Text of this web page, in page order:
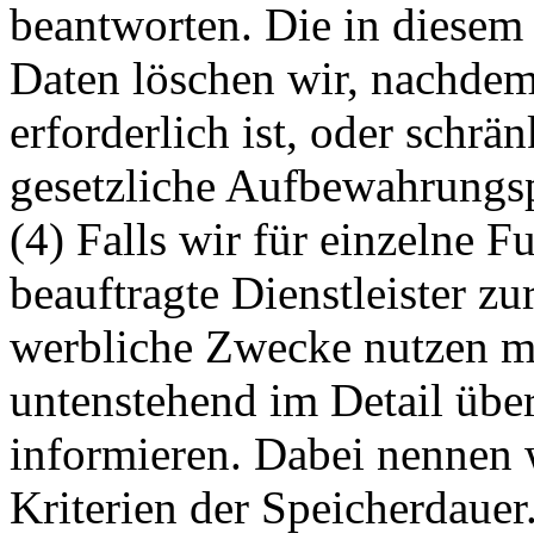
beantworten. Die in
Daten löschen wir,
erforderlich ist, oder
gesetzliche
(4) Falls wir für einzelne
beauftragte Dienstleister
werbliche Zwecke nutzen
untenstehend im Detail
informieren. Dabei nennen
Kriterien der